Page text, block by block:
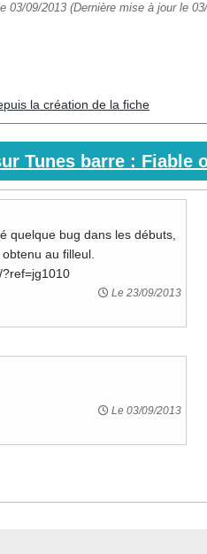
03/09/2013 (Dernière mise à jour le
la création de la fiche
Tunes barre : Fiable
quelque bug dans les débuts,
au filleul.
Le 23/09/2013
Le 03/09/2013